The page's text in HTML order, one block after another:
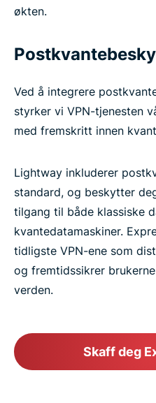
økten.
Ved å integrere
styrker vi VPN-tjenesten
med fremskritt innen
Lightway inkluderer
standard, og beskytter
tilgang til både klassiske
kvantedatamaskiner.
tidligste VPN-ene som
og fremtidssikrer
verden.
Skaff deg